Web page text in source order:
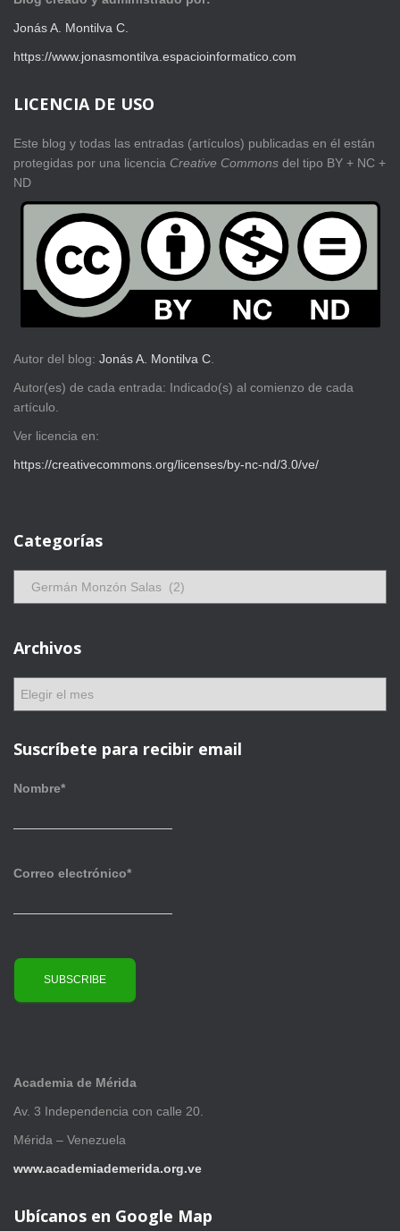
Jonás A. Montilva C.
https://www.jonasmontilva.espacioinformatico.com
LICENCIA DE USO
Este blog y todas las entradas (artículos) publicadas en él están
protegidas por una licencia Creative Commons del tipo BY + NC +
ND
Autor del blog: Jonás A. Montilva C
Autor(es) de cada entrada: Indicado(s) al comienzo de cada
artículo.
Ver licencia en:
https://creativecommons.org/licenses/by-nc-nd/3.0/ve/
Categorías
g
o
s
Archivos
h
v
Suscríbete para recibir email
Nombre*
Correo electrónico*
Academia de Mérida
Av. 3 Independencia con calle 20.
Mérida – Venezuela
www.academiademerida.org.ve
Ubícanos en Google Map